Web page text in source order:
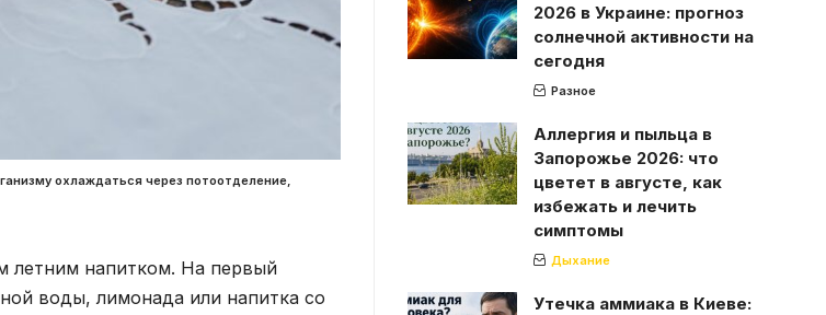
охлаждаться через потоотделение,
летним напитком. На первый
воды, лимонада или напитка со
2026 в Украине: прогноз
солнечной активности на
сегодня
Разное
Аллергия и пыльца в
Запорожье 2026: что
цветет в августе, как
избежать и лечить
симптомы
Дыхание
Утечка аммиака в Киеве: